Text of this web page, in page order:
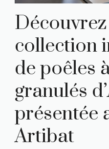
collection
de poêles
granulés
présentée
Artibat